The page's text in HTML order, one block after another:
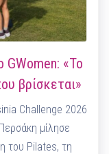
«Το
βρίσκεται»
Challenge 2026
μίλησε
του Pilates, τη